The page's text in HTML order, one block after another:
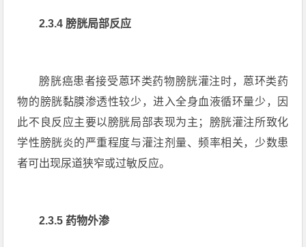
2.3.4 膀胱局部反应
膀胱癌患者接受蒽环类药物膀胱灌注时，蒽环类药
物的膀胱黏膜渗透性较少，进入全身血液循环量少，因
此不良反应主要以膀胱局部表现为主；膀胱灌注所致化
学性膀胱炎的严重程度与灌注剂量、频率相关，少数患
者可出现尿道狭窄或过敏反应。
2.3.5 药物外渗